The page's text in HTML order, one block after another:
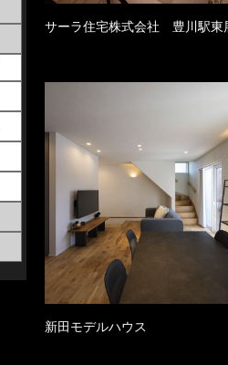
サーラ住宅株式会社 豊川駅東
新田モデルハウス